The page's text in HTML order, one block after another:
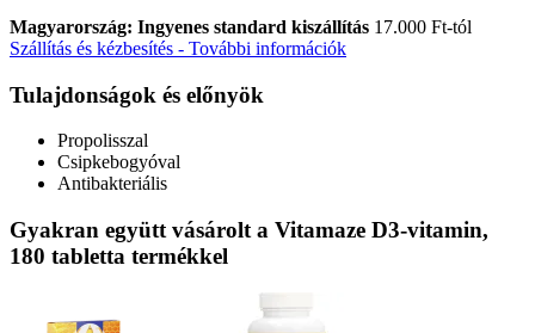
Magyarország: Ingyenes standard kiszállítás 17.000 Ft-tól
Szállítás és kézbesítés - További információk
Tulajdonságok és előnyök
Propolisszal
Csipkebogyóval
Antibakteriális
Gyakran együtt vásárolt a Vitamaze D3-vitamin,
180 tabletta termékkel